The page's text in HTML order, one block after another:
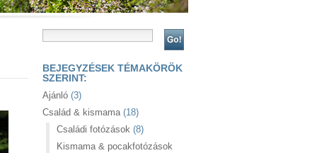
BEJEGYZÉSEK TÉMAKÖRÖK
SZERINT:
Ajánló (3)
Család & kismama(18)
Családi fotózások (8)
Kismama & pocakfotózások